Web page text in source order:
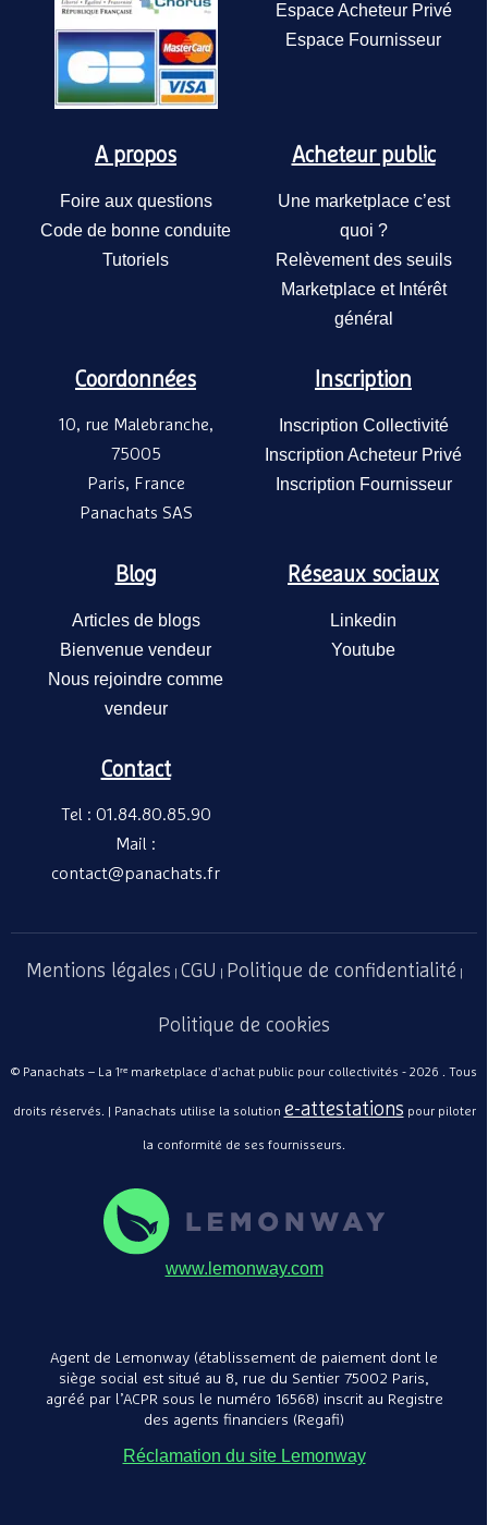
Espace Acheteur Privé
Espace Fournisseur
A propos
Foire aux questions
Code de bonne conduite
Tutoriels
Acheteur public
Une marketplace c’est
quoi ?
Relèvement des seuils
Marketplace et Intérêt
général
Coordonnées
10, rue Malebranche,
75005
Paris, France
Panachats SAS
Inscription
Inscription Collectivité
Inscription Acheteur Privé
Inscription Fournisseur
Blog
Articles de blogs
Bienvenue vendeur
Nous rejoindre comme
vendeur
Réseaux sociaux
Linkedin
Youtube
Contact
Tel : 01.84.80.85.90
Mail :
contact@panachats.fr
Mentions légales CGU Politique de confidentialité
Politique de cookies
© Panachats – La 1ʳᵉ marketplace d'achat public pour collectivités - 2026 . Tous
droits réservés. | Panachats utilise la solution e-attestations pour piloter
la conformité de ses fournisseurs.
www.lemonway.com
Agent de Lemonway (établissement de paiement dont le
siège social est situé au 8, rue du Sentier 75002 Paris,
agréé par l’ACPR sous le numéro 16568) inscrit au Registre
des agents financiers (Regafi)
Réclamation du site Lemonway